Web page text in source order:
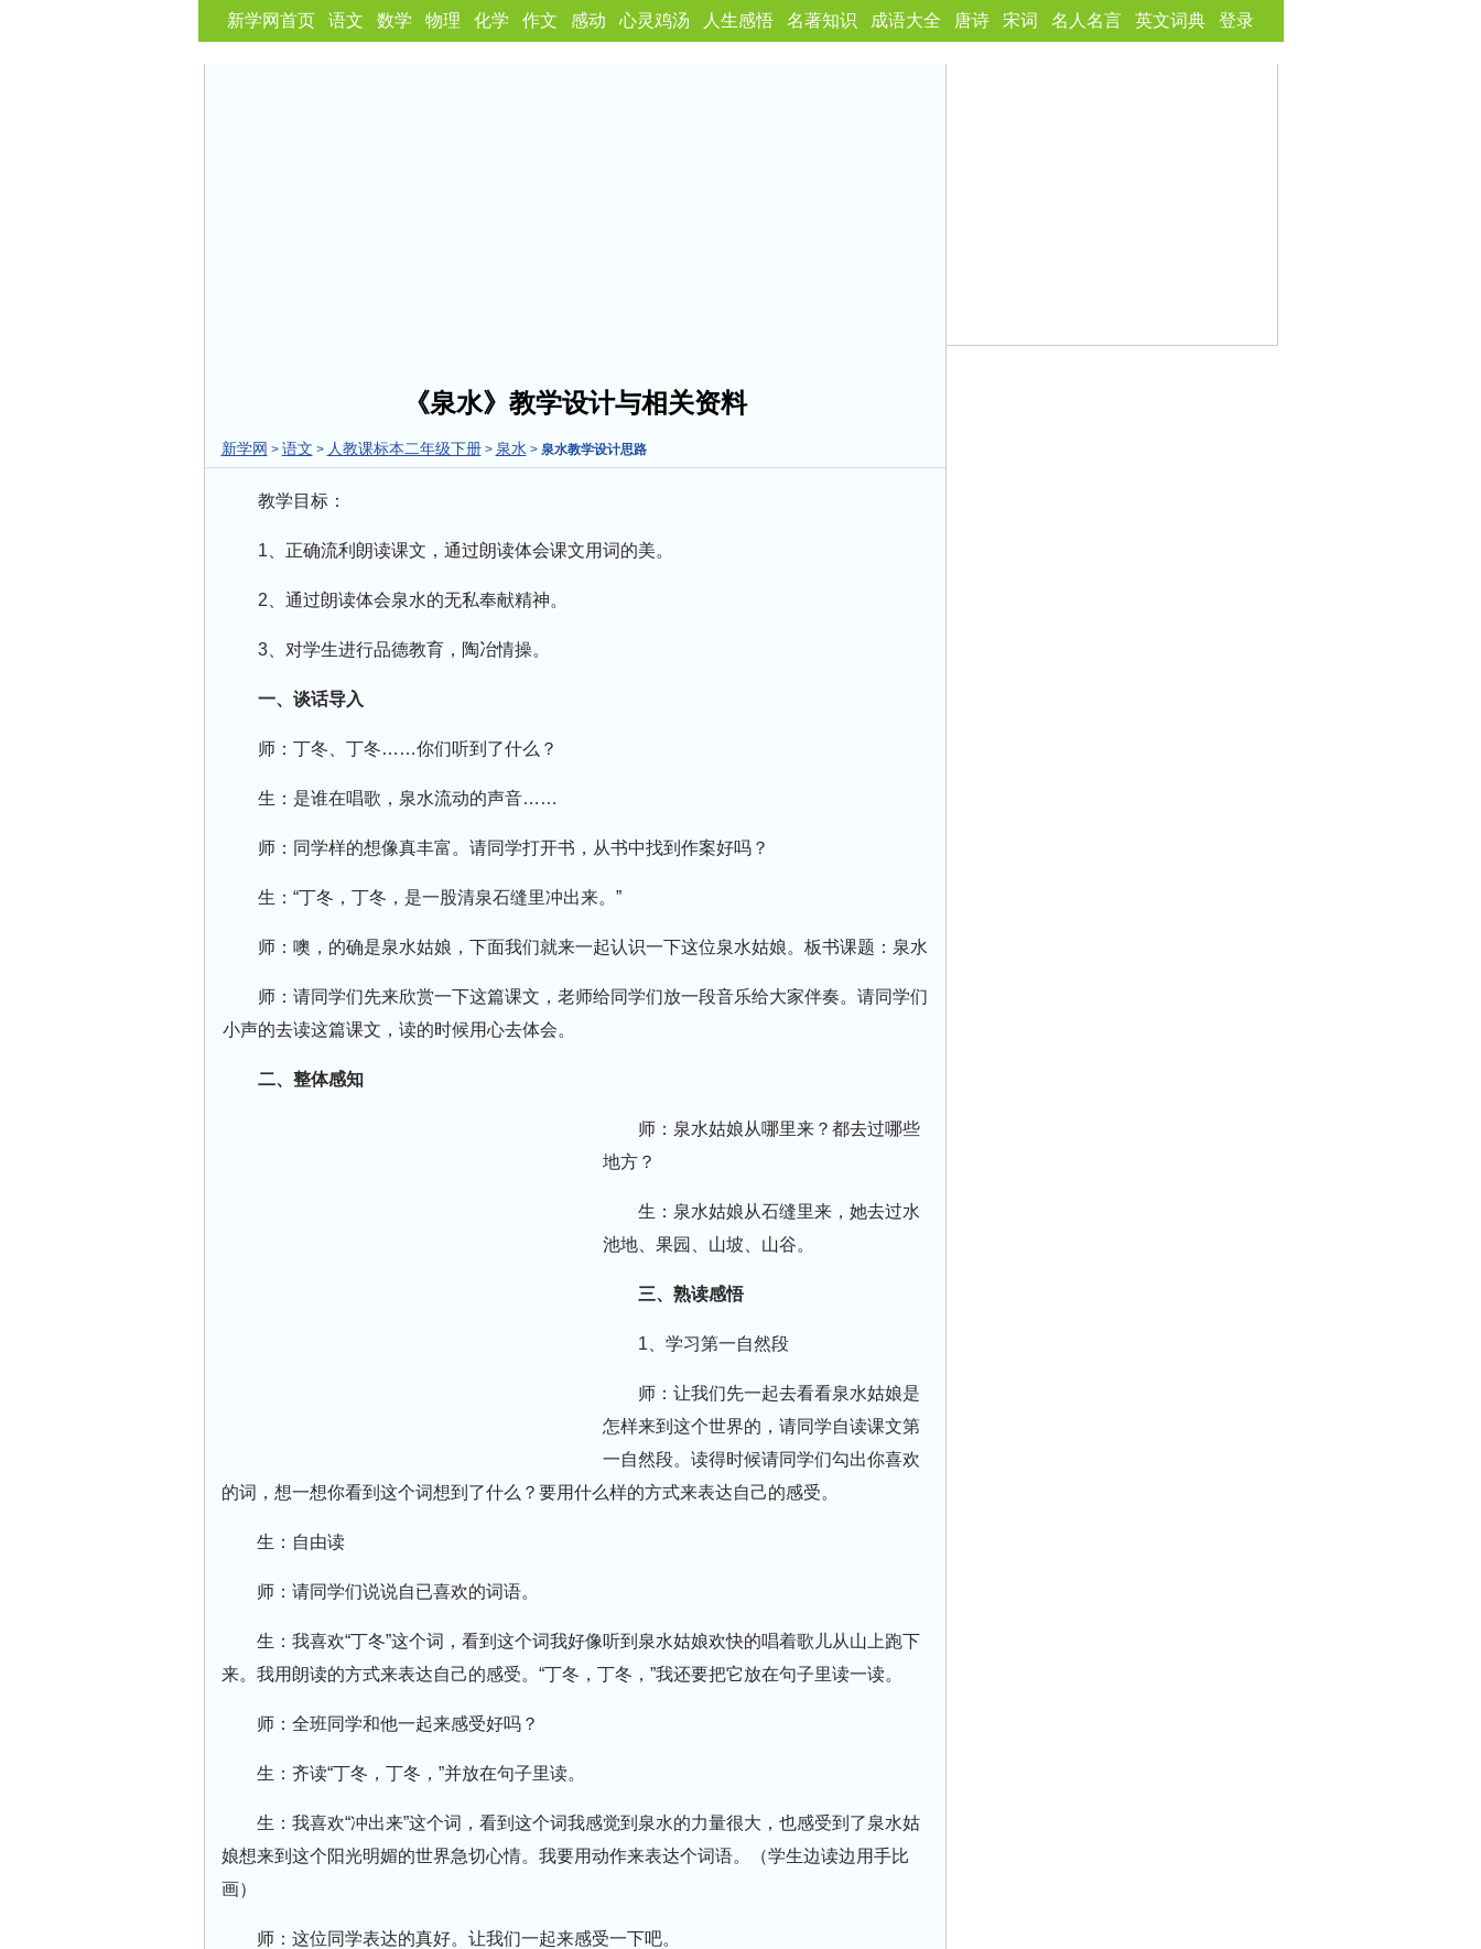
新学网首页 语文 数学 物理 化学 作文 感动 心灵鸡汤 人生感悟 名著知识 成语大全 唐诗 宋词 名人名言 英文词典 登录
《泉水》教学设计与相关资料
新学网 > 语文 > 人教课标本二年级下册> 泉水> 泉水教学设计思路
教学目标：
1、正确流利朗读课文，通过朗读体会课文用词的美。
2、通过朗读体会泉水的无私奉献精神。
3、对学生进行品德教育，陶冶情操。
一、谈话导入
师：丁冬、丁冬……你们听到了什么？
生：是谁在唱歌，泉水流动的声音……
师：同学样的想像真丰富。请同学打开书，从书中找到作案好吗？
生：“丁冬，丁冬，是一股清泉石缝里冲出来。”
师：噢，的确是泉水姑娘，下面我们就来一起认识一下这位泉水姑娘。板书课题：泉水
师：请同学们先来欣赏一下这篇课文，老师给同学们放一段音乐给大家伴奏。请同学们
小声的去读这篇课文，读的时候用心去体会。
二、整体感知
师：泉水姑娘从哪里来？都去过哪些
地方？
生：泉水姑娘从石缝里来，她去过水
池地、果园、山坡、山谷。
三、熟读感悟
1、学习第一自然段
师：让我们先一起去看看泉水姑娘是
怎样来到这个世界的，请同学自读课文第
一自然段。读得时候请同学们勾出你喜欢
的词，想一想你看到这个词想到了什么？要用什么样的方式来表达自己的感受。
生：自由读
师：请同学们说说自已喜欢的词语。
生：我喜欢“丁冬”这个词，看到这个词我好像听到泉水姑娘欢快的唱着歌儿从山上跑下
来。我用朗读的方式来表达自己的感受。“丁冬，丁冬，”我还要把它放在句子里读一读。
师：全班同学和他一起来感受好吗？
生：齐读“丁冬，丁冬，”并放在句子里读。
生：我喜欢“冲出来”这个词，看到这个词我感觉到泉水的力量很大，也感受到了泉水姑
娘想来到这个阳光明媚的世界急切心情。我要用动作来表达个词语。（学生边读边用手比
画）
师：这位同学表达的真好。让我们一起来感受一下吧。